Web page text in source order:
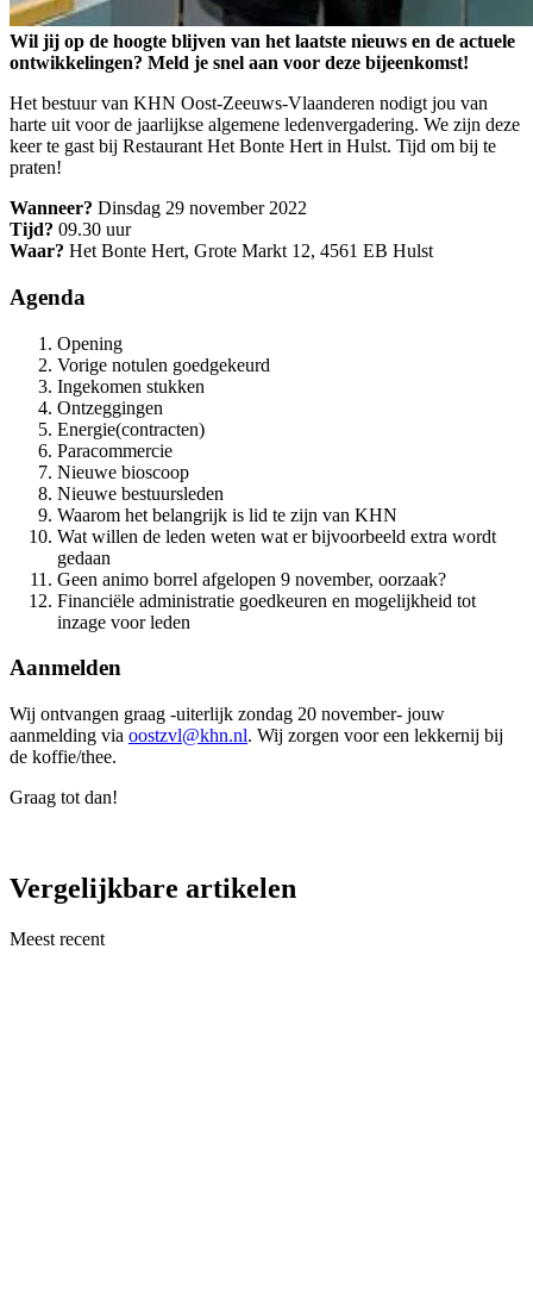
Wil jij op de hoogte blijven van het laatste nieuws en de actuele
ontwikkelingen? Meld je snel aan voor deze bijeenkomst!
Het bestuur van KHN Oost-Zeeuws-Vlaanderen nodigt jou van
harte uit voor de jaarlijkse algemene ledenvergadering. We zijn deze
keer te gast bij Restaurant Het Bonte Hert in Hulst. Tijd om bij te
praten!
Wanneer? Dinsdag 29 november 2022
Tijd? 09.30 uur
Waar? Het Bonte Hert, Grote Markt 12, 4561 EB Hulst
Agenda
Opening
Vorige notulen goedgekeurd
Ingekomen stukken
Ontzeggingen
Energie(contracten)
Paracommercie
Nieuwe bioscoop
Nieuwe bestuursleden
Waarom het belangrijk is lid te zijn van KHN
Wat willen de leden weten wat er bijvoorbeeld extra wordt
gedaan
Geen animo borrel afgelopen 9 november, oorzaak?
Financiële administratie goedkeuren en mogelijkheid tot
inzage voor leden
Aanmelden
Wij ontvangen graag -uiterlijk zondag 20 november- jouw
aanmelding via oostzvl@khn.nl. Wij zorgen voor een lekkernij bij
de koffie/thee.
Graag tot dan!
Vergelijkbare artikelen
Meest recent